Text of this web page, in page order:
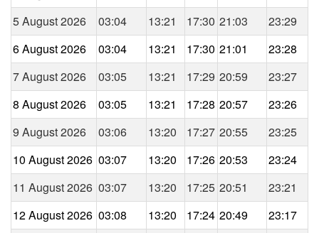
5 August 2026
03:04 13:21 17:30 21:03
23:29
6 August 2026
03:04 13:21 17:30 21:01
23:28
7 August 2026
03:05 13:21 17:29 20:59
23:27
8 August 2026
03:05 13:21 17:28 20:57
23:26
9 August 2026
03:06 13:20 17:27 20:55
23:25
10 August 2026 03:07 13:20 17:26 20:53
23:24
11 August 2026 03:07 13:20 17:25 20:51
23:21
12 August 2026 03:08 13:20 17:24 20:49
23:17